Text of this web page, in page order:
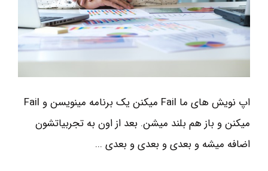
اپ نویش های ما Fail میکنن یک برنامه مینویسن و Fail
میکنن و باز هم بلند میشن. بعد از اون به تجربیاتشون
اضافه میشه و بعدی و بعدی و بعدی ...